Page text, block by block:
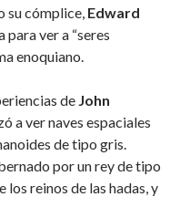
su cómplice, Edward
para ver a “seres
enoquiano.
de John
a ver naves espaciales
de tipo gris.
por un rey de tipo
los reinos de las hadas, y